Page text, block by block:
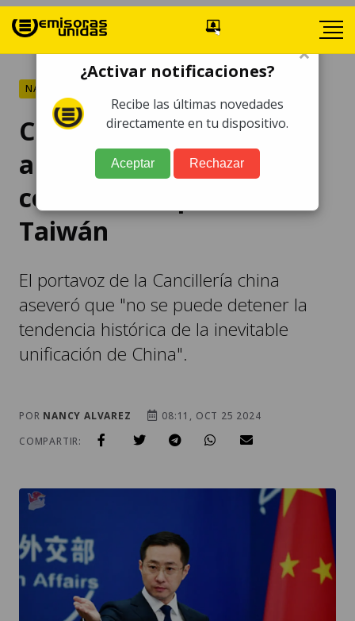
NACIONALES
China insta a Guatemala
a "tomar la decisión
correcta" respecto a
Taiwán
El portavoz de la Cancillería china
aseveró que "no se puede detener la
tendencia histórica de la inevitable
unificación de China".
POR NANCY ALVAREZ
08:11, OCT 25 2024
COMPARTIR:
×
¿Activar notificaciones?
Recibe las últimas novedades
directamente en tu dispositivo.
Aceptar Rechazar